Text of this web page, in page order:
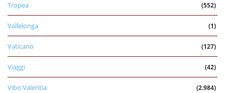
Tropea (552)
Vallelonga (1)
Vaticano (127)
Viaggi (42)
Vibo Valentia (2.984)